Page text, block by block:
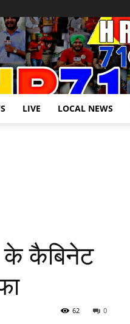
LIVE LOCAL NEWS
के कैबिनेट
0
62